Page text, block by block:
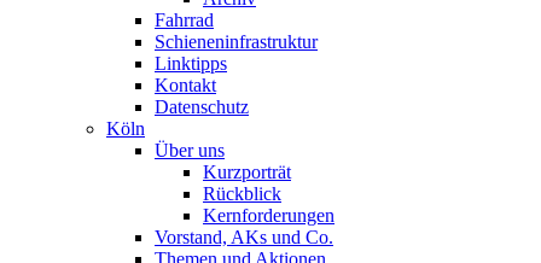
Fahrrad
Schieneninfrastruktur
Linktipps
Kontakt
Datenschutz
Köln
Über uns
Kurzporträt
Rückblick
Kernforderungen
Vorstand, AKs und Co.
Themen und Aktionen